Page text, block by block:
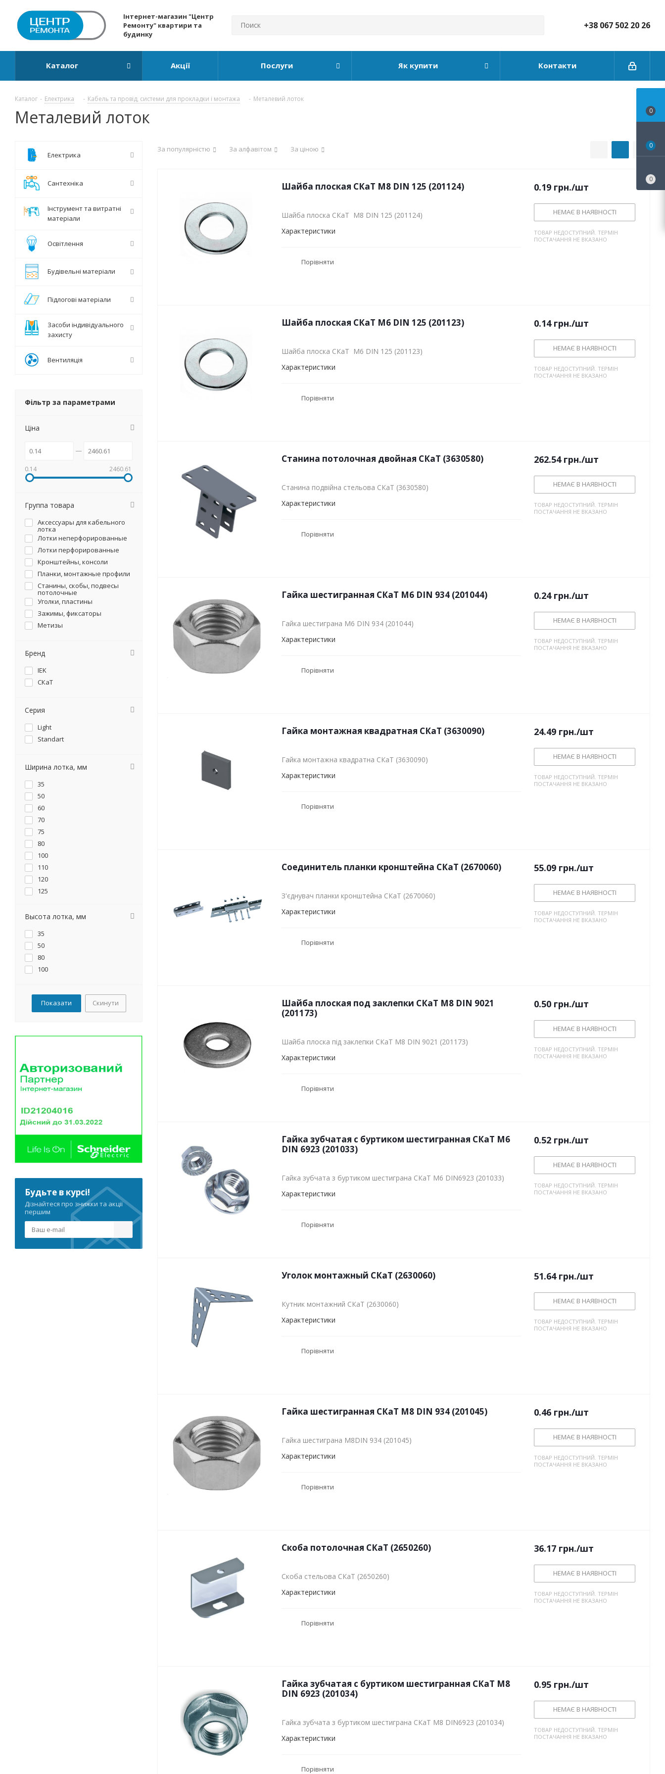
Інтернет-магазин "Центр
Ремонту" квартири та
будинку
+38 067 502 20 26
Каталог Акції Послуги Як купити Контакти
Каталог - Електрика - Кабель та провід, системи для прокладки і монтажа - Металевий лоток
Металевий лоток
За популярністю За алфавітом За ціною
Шайба плоская СКаТ M8 DIN 125 (201124)
Шайба плоска СКаТ M8 DIN 125 (201124)
Характеристики
Порівняти
0.19 грн./шт
НЕМАЄ В НАЯВНОСТІ
ТОВАР НЕДОСТУПНИЙ. ТЕРМІН
ПОСТАЧАННЯ НЕ ВКАЗАНО
Шайба плоская СКаТ M6 DIN 125 (201123)
Шайба плоска СКаТ M6 DIN 125 (201123)
Характеристики
Порівняти
0.14грн./шт
НЕМАЄ В НАЯВНОСТІ
ТОВАР НЕДОСТУПНИЙ. ТЕРМІН
ПОСТАЧАННЯ НЕ ВКАЗАНО
Станина потолочная двойная СКаТ (3630580)
Станина подвійна стельова СКаТ (3630580)
Характеристики
Порівняти
262.54грн./шт
НЕМАЄ В НАЯВНОСТІ
ТОВАР НЕДОСТУПНИЙ. ТЕРМІН
ПОСТАЧАННЯ НЕ ВКАЗАНО
Гайка шестигранная СКаТ M6 DIN 934 (201044)
Гайка шестиграна M6 DIN 934 (201044)
Характеристики
Порівняти
0.24грн./шт
НЕМАЄ В НАЯВНОСТІ
ТОВАР НЕДОСТУПНИЙ. ТЕРМІН
ПОСТАЧАННЯ НЕ ВКАЗАНО
Гайка монтажная квадратная СКаТ (3630090)
Гайка монтажна квадратна СКаТ (3630090)
Характеристики
Порівняти
24.49 грн./шт
НЕМАЄ В НАЯВНОСТІ
ТОВАР НЕДОСТУПНИЙ. ТЕРМІН
ПОСТАЧАННЯ НЕ ВКАЗАНО
Соединитель планки кронштейна СКаТ (2670060)
З'єднувач планки кронштейна СКаТ (2670060)
Характеристики
Порівняти
55.09 грн./шт
НЕМАЄ В НАЯВНОСТІ
ТОВАР НЕДОСТУПНИЙ. ТЕРМІН
ПОСТАЧАННЯ НЕ ВКАЗАНО
Шайба плоская под заклепки СКаТ M8 DIN 9021
(201173)
Шайба плоска під заклепки СКаТ M8 DIN 9021 (201173)
Характеристики
Порівняти
0.50 грн./шт
НЕМАЄ В НАЯВНОСТІ
ТОВАР НЕДОСТУПНИЙ. ТЕРМІН
ПОСТАЧАННЯ НЕ ВКАЗАНО
Гайка зубчатая с буртиком шестигранная СКаТ M6
DIN 6923 (201033)
Гайка зубчата з буртиком шестиграна СКаТ M6 DIN6923 (201033)
Характеристики
Порівняти
0.52 грн./шт
НЕМАЄ В НАЯВНОСТІ
ТОВАР НЕДОСТУПНИЙ. ТЕРМІН
ПОСТАЧАННЯ НЕ ВКАЗАНО
Уголок монтажный СКаТ (2630060)
Кутник монтажний СКаТ (2630060)
Характеристики
Порівняти
51.64грн./шт
НЕМАЄ В НАЯВНОСТІ
ТОВАР НЕДОСТУПНИЙ. ТЕРМІН
ПОСТАЧАННЯ НЕ ВКАЗАНО
Гайка шестигранная СКаТ M8 DIN 934 (201045)
Гайка шестиграна M8DIN 934 (201045)
Характеристики
Порівняти
0.46 грн./шт
НЕМАЄ В НАЯВНОСТІ
ТОВАР НЕДОСТУПНИЙ. ТЕРМІН
ПОСТАЧАННЯ НЕ ВКАЗАНО
Скоба потолочная СКаТ (2650260)
Скоба стельова СКаТ (2650260)
Характеристики
Порівняти
36.17 грн./шт
НЕМАЄ В НАЯВНОСТІ
ТОВАР НЕДОСТУПНИЙ. ТЕРМІН
ПОСТАЧАННЯ НЕ ВКАЗАНО
Гайка зубчатая с буртиком шестигранная СКаТ M8
DIN 6923 (201034)
Гайка зубчата з буртиком шестиграна СКаТ M8 DIN6923 (201034)
Характеристики
Порівняти
0.95 грн./шт
НЕМАЄ В НАЯВНОСТІ
ТОВАР НЕДОСТУПНИЙ. ТЕРМІН
ПОСТАЧАННЯ НЕ ВКАЗАНО
Електрика
Сантехніка
Інструмент та витратні
матеріали
Освітлення
Будівельні матеріали
Підлогові матеріали
Засоби індивідуального
захисту
Вентиляція
Фільтр за параметрами
Ціна
0.14 2460.61
Группа товара
Аксессуары для кабельного
лотка
Лотки неперфорированные
Лотки перфорированные
Кронштейны, консоли
Планки, монтажные профили
Станины, скобы, подвесы
потолочные
Уголки, пластины
Зажимы, фиксаторы
Метизы
Бренд
IEK
СКаТ
Серия
Light
Standart
Ширина лотка, мм
35
50
60
70
75
80
100
110
120
125
175
220
225
250
300
600
1200
1500
2000
Высота лотка, мм
35
50
80
100
Скинути
Будьте в курсі!
Дізнайтеся про знижки та акції
першим
0
0
0